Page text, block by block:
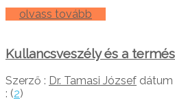
olvass tovább
Kullancsveszély és a
Szerző : Dr. Tamasi József dátum
: (2)